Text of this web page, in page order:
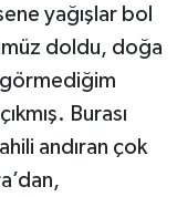
yağışlar bol
doldu, doğa
görmediğim
Burası
andıran çok